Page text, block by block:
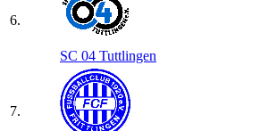
6.
SC 04 Tuttlingen
7.